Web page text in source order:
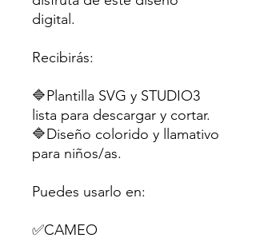
digital.
Recibirás:
🔷Plantilla SVG y STUDIO3
lista para descargar y cortar.
🔷Diseño colorido y llamativo
para niños/as.
Puedes usarlo en:
✅CAMEO